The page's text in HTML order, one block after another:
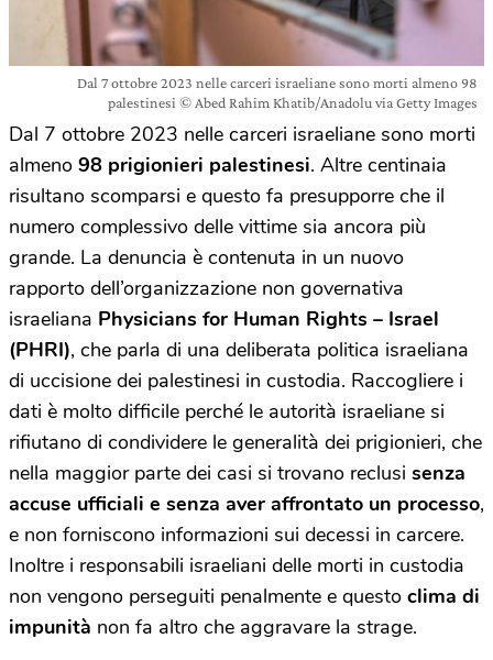
Dal 7 ottobre 2023 nelle carceri israeliane sono morti almeno 98
palestinesi © Abed Rahim Khatib/Anadolu via Getty Images
Dal 7 ottobre 2023 nelle carceri israeliane sono morti
almeno 98 prigionieri palestinesi. Altre centinaia
risultano scomparsi e questo fa presupporre che il
numero complessivo delle vittime sia ancora più
grande. La denuncia è contenuta in un nuovo
rapporto dell’organizzazione non governativa
israeliana Physicians for Human Rights – Israel
(PHRI), che parla di una deliberata politica israeliana
di uccisione dei palestinesi in custodia. Raccogliere i
dati è molto difficile perché le autorità israeliane si
rifiutano di condividere le generalità dei prigionieri, che
nella maggior parte dei casi si trovano reclusi senza
accuse ufficiali e senza aver affrontato un processo,
e non forniscono informazioni sui decessi in carcere.
Inoltre i responsabili israeliani delle morti in custodia
non vengono perseguiti penalmente e questo clima di
impunità non fa altro che aggravare la strage.